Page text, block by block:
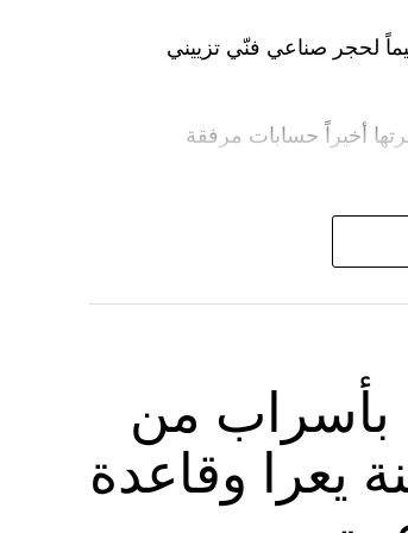
لحجر صناعي فنّي تزييني
أخيراً حسابات مرفقة
الى القائد العسكري في “الحزب” عماد مغنية الذي
بأسراب من
يعرا وقاعدة